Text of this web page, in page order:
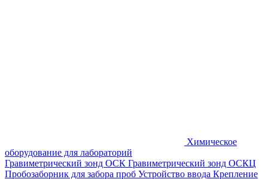
Химическое
оборудование для лабораторий
Гравиметрический зонд ОСК Гравиметрический зонд ОСКЦ
Пробозаборник для забора проб Устройство ввода Крепление